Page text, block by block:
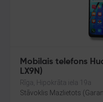
Mobilais telefons
LX9N)
Rīga, Hipokrāta iela 19a
Stāvoklis Mazlietots